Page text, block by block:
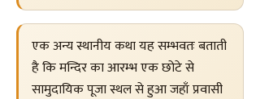
एक अन्य स्थानीय कथा यह सम्भवतः बताती
है कि मन्दिर का आरम्भ एक छोटे से
सामुदायिक पूजा स्थल से हुआ जहाँ प्रवासी